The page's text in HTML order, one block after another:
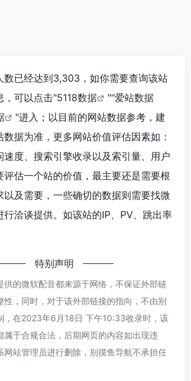
数已经达到3,303，如你需要查询该站
，可以点击"5118数据 ""爱站数据
"进入；以目前的网站数据参考，建
据为准，更多网站价值评估因素如：
速度、搜索引擎收录以及索引量、用户
评估一个站的价值，最主要还是需要根
以及需要，一些确切的数据则需要找微
行洽谈提供。如该站的IP、PV、跳出率
特别声明
供的微软配音都来源于网络，不保证外部链
性，同时，对于该外部链接的指向，不由别
，在2023年6月18日 下午10:33收录时，该
属于合规合法，后期网页的内容如出现违
网站管理员进行删除，别摸鱼导航不承担任